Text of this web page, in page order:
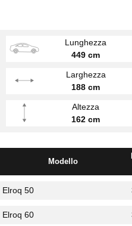
Lunghezza
449 cm
Larghezza
188 cm
Altezza
162 cm
Modello
Elroq 50
Elroq 60